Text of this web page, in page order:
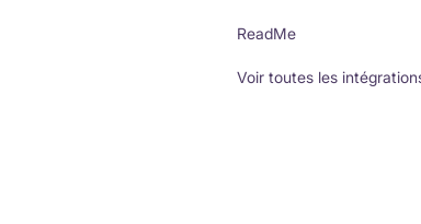
ReadMe
Voir toutes les